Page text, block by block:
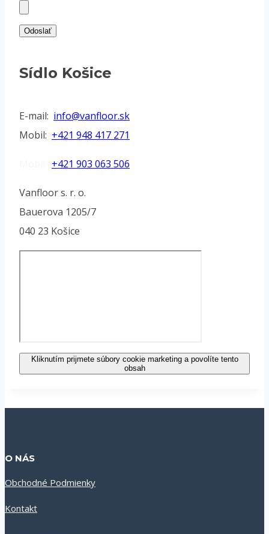
Odoslať
Sídlo Košice
E-mail: info@vanfloor.sk
Mobil: +421 948 417 271
+421 903 063 506
Vanfloor s. r. o.
Bauerova 1205/7
040 23 Košice
Kliknutím prijmete súbory cookie marketing a povolíte tento
obsah
O NÁS
Obchodné Podmienky
Kontakt